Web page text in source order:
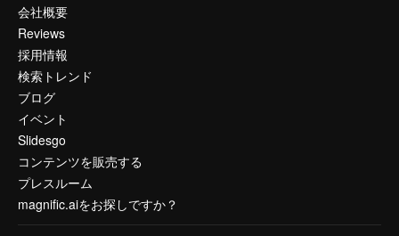
会社概要
Reviews
採用情報
検索トレンド
ブログ
イベント
Slidesgo
コンテンツを販売する
プレスルーム
magnific.aiをお探しですか？